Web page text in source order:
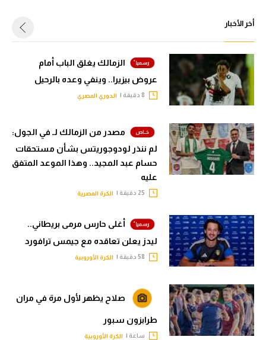
أخر الأخبار
الزمالك يغلق الباب أمام
عروض بيزيرا.. وينفي وعده بالرحيل
الدوري المصري
مصدر من الزمالك لـ في الجول:
لم ننذر لودوجوريتس بشأن مستحقات
حسام عبد المجيد.. وهذا الموعد المتفق
عليه
الكرة المصرية
أغلى حارس مرمى بريطاني..
ليدز يعلن تعاقده مع جيمس ترافورد
الكرة الأوروبية
صلاح يظهر لأول مرة في مران
طرابزون سبور
ساعة | الكرة الأوروبية